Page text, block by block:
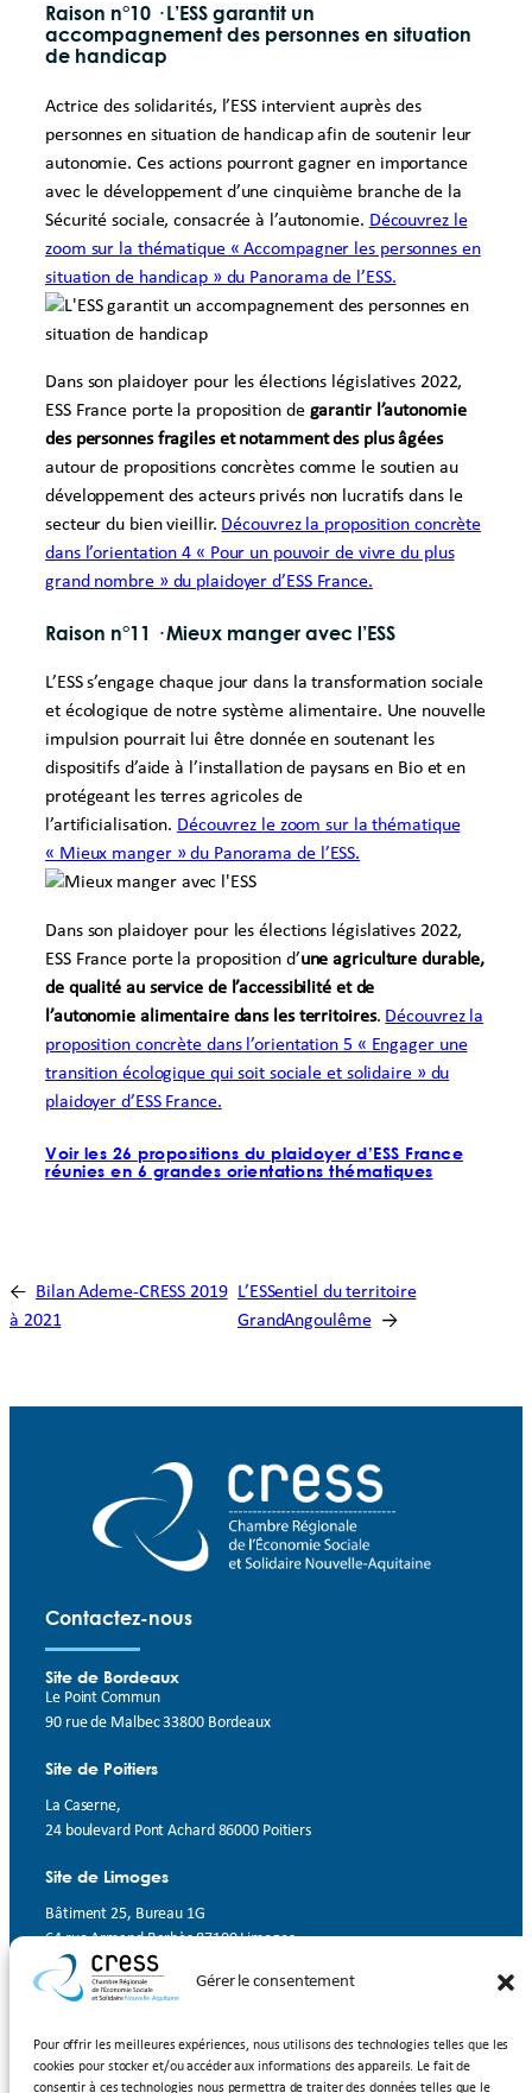
Gérer le consentement
Pour offrir les meilleures expériences, nous utilisons des technologies telles que les
cookies pour stocker et/ou accéder aux informations des appareils. Le fait de
consentir à ces technologies nous permettra de traiter des données telles que le
Raison n°10 ·L’ESS garantit un
accompagnement des personnes en situation
de handicap
Actrice des solidarités, l’ESS intervient auprès des
personnes en situation de handicap afin de soutenir leur
autonomie. Ces actions pourront gagner en importance
avec le développement d’une cinquième branche de la
Sécurité sociale, consacrée à l’autonomie. Découvrez le
zoom sur la thématique « Accompagner les personnes en
situation de handicap » du Panorama de l’ESS.
Dans son plaidoyer pour les élections législatives 2022,
ESS France porte la proposition de garantir l’autonomie
des personnes fragiles et notamment des plus âgées
autour de propositions concrètes comme le soutien au
développement des acteurs privés non lucratifs dans le
secteur du bien vieillir. Découvrez la proposition concrète
dans l’orientation 4 « Pour un pouvoir de vivre du plus
grand nombre » du plaidoyer d’ESS France.
Raison n°11 ·Mieux manger avec l’ESS
L’ESS s’engage chaque jour dans la transformation sociale
et écologique de notre système alimentaire. Une nouvelle
impulsion pourrait lui être donnée en soutenant les
dispositifs d’aide à l’installation de paysans en Bio et en
protégeant les terres agricoles de
l’artificialisation. Découvrez le zoom sur la thématique
« Mieux manger » du Panorama de l’ESS.
Dans son plaidoyer pour les élections législatives 2022,
ESS France porte la proposition d’une agriculture durable,
de qualité au service de l’accessibilité et de
l’autonomie alimentaire dans les territoires. Découvrez la
proposition concrète dans l’orientation 5 « Engager une
transition écologique qui soit sociale et solidaire » du
plaidoyer d’ESS France.
Voir les 26 propositions du plaidoyer d’ESS France
réunies en 6 grandes orientations thématiques
← Bilan Ademe-CRESS 2019
à 2021
L’ESSentiel du territoire
GrandAngoulême →
Contactez-nous
Site de Bordeaux
Le Point Commun
90 rue de Malbec 33800 Bordeaux
Site de Poitiers
La Caserne,
24 boulevard Pont Achard 86000 Poitiers
Site de Limoges
Bâtiment 25, Bureau 1G
64 rue Armand Barbès 87100 Limoges
Contact